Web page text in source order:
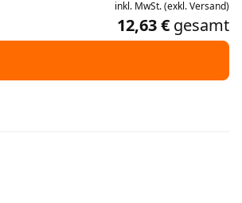
inkl. MwSt.(exkl.Versand)
12,63 € gesamt